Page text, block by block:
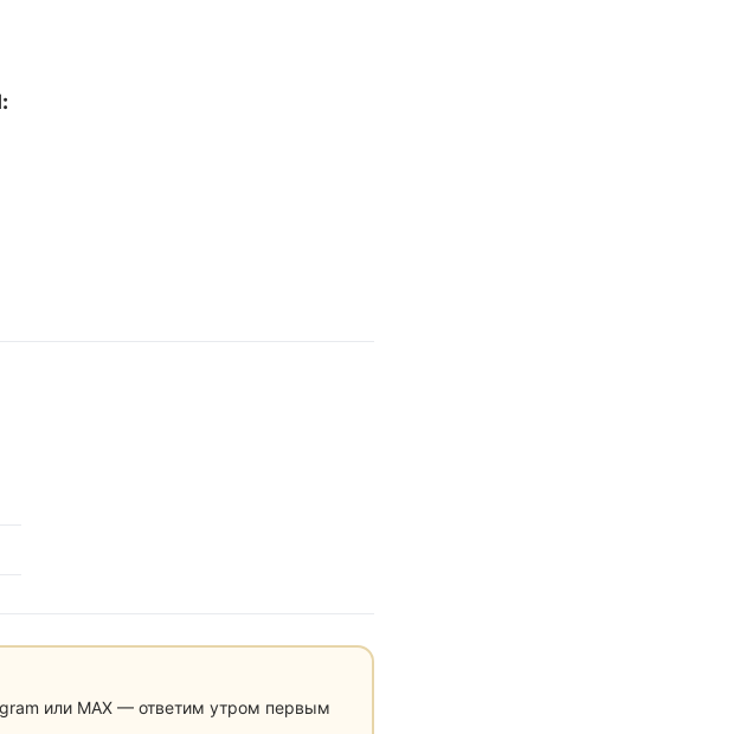
или MAX — ответим утром первым